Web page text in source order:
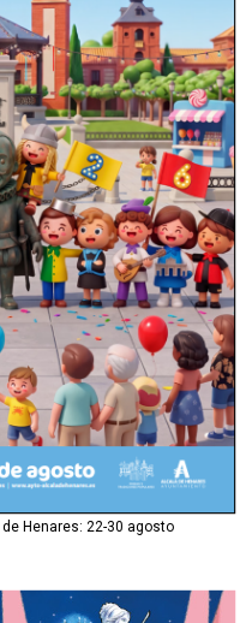
Henares: 22-30 agosto